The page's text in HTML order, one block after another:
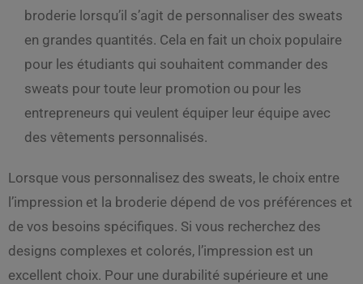
broderie lorsqu’il s’agit de personnaliser des sweats
en grandes quantités. Cela en fait un choix populaire
pour les étudiants qui souhaitent commander des
sweats pour toute leur promotion ou pour les
entrepreneurs qui veulent équiper leur équipe avec
des vêtements personnalisés.
Lorsque vous personnalisez des sweats, le choix entre
l’impression et la broderie dépend de vos préférences et
de vos besoins spécifiques. Si vous recherchez des
designs complexes et colorés, l’impression est un
excellent choix. Pour une durabilité supérieure et une